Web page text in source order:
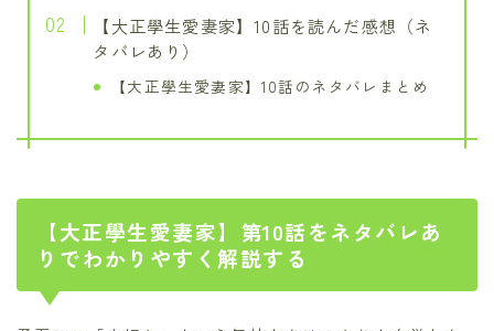
【大正學生愛妻家】10話を読んだ感想（ネ
タバレあり）
【大正學生愛妻家】10話のネタバレまとめ
【大正學生愛妻家】第10話をネタバレあ
りでわかりやすく解説する